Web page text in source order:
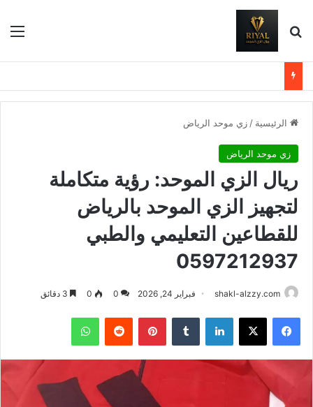
بحث عن
الرئيسية / زي موحد الرياض
زي موحد الرياض
ريال الزي الموحد: رؤية متكاملة
لتجهيز الزي الموحد بالرياض
للقطاعين التعليمي والطبي
0597212937
shakl-alzzy.com فبراير 24, 2026 0
0
فيسبوك X لينكدإن بينتيريست واتساب